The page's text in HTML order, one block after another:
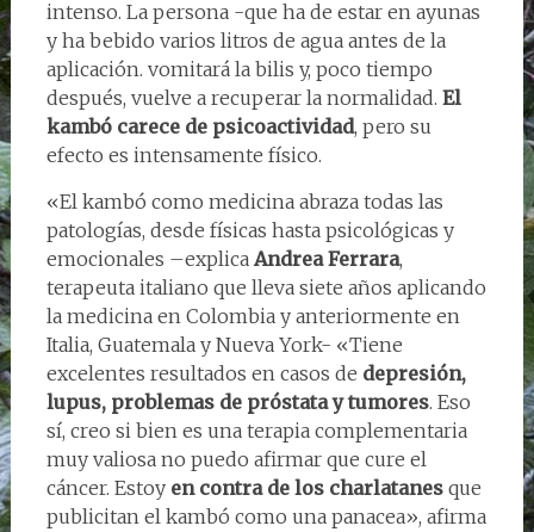
intenso. La persona -que ha de estar en ayunas
y ha bebido varios litros de agua antes de la
aplicación. vomitará la bilis y, poco tiempo
después, vuelve a recuperar la normalidad. El
kambó carece de psicoactividad, pero su
efecto es intensamente físico.
«El kambó como medicina abraza todas las
patologías, desde físicas hasta psicológicas y
emocionales –explica Andrea Ferrara,
terapeuta italiano que lleva siete años aplicando
la medicina en Colombia y anteriormente en
Italia, Guatemala y Nueva York- «Tiene
excelentes resultados en casos de depresión,
lupus, problemas de próstata y tumores. Eso
sí, creo si bien es una terapia complementaria
muy valiosa no puedo afirmar que cure el
cáncer. Estoy en contra de los charlatanesque
publicitan el kambó como una panacea», afirma